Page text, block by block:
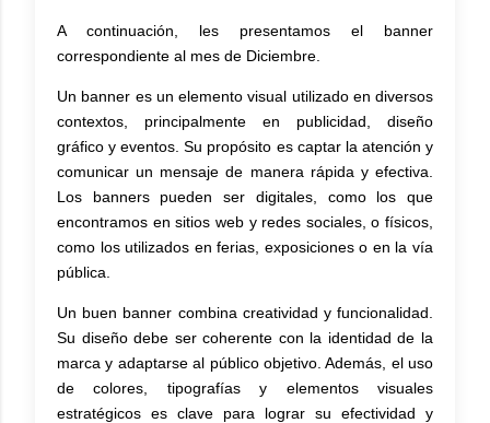
A continuación, les presentamos el banner
correspondiente al mes de Diciembre.
Un banner es un elemento visual utilizado en diversos
contextos, principalmente en publicidad, diseño
gráfico y eventos. Su propósito es captar la atención y
comunicar un mensaje de manera rápida y efectiva.
Los banners pueden ser digitales, como los que
encontramos en sitios web y redes sociales, o físicos,
como los utilizados en ferias, exposiciones o en la vía
pública.
Un buen banner combina creatividad y funcionalidad.
Su diseño debe ser coherente con la identidad de la
marca y adaptarse al público objetivo. Además, el uso
de colores, tipografías y elementos visuales
estratégicos es clave para lograr su efectividad y